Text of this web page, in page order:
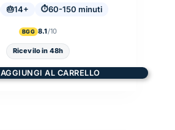
era:
è:
14+ 60-150 minuti
BGG 8.1
Ricevilo in 48h
AGGIUNGI AL CARRELLO